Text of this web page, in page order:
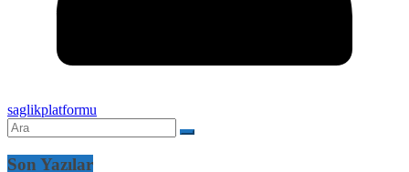
saglikplatformu
Son Yazılar